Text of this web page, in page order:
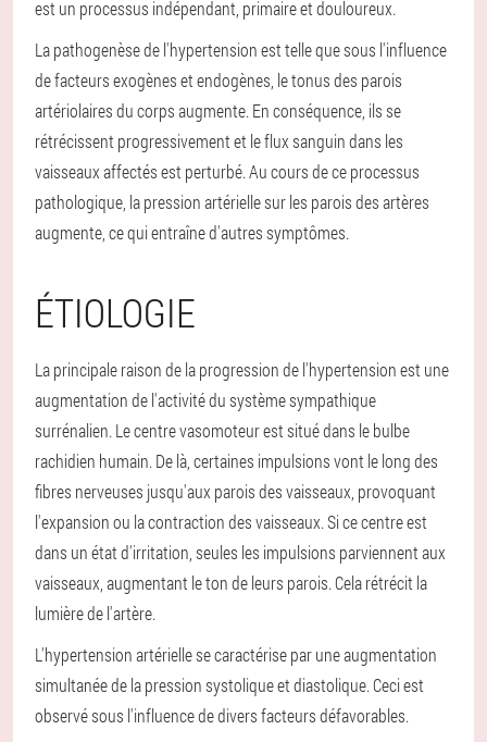
est un processus indépendant, primaire et douloureux.
La pathogenèse de l'hypertension est telle que sous l'influence
de facteurs exogènes et endogènes, le tonus des parois
artériolaires du corps augmente. En conséquence, ils se
rétrécissent progressivement et le flux sanguin dans les
vaisseaux affectés est perturbé. Au cours de ce processus
pathologique, la pression artérielle sur les parois des artères
augmente, ce qui entraîne d'autres symptômes.
ÉTIOLOGIE
La principale raison de la progression de l'hypertension est une
augmentation de l'activité du système sympathique
surrénalien. Le centre vasomoteur est situé dans le bulbe
rachidien humain. De là, certaines impulsions vont le long des
fibres nerveuses jusqu'aux parois des vaisseaux, provoquant
l'expansion ou la contraction des vaisseaux. Si ce centre est
dans un état d'irritation, seules les impulsions parviennent aux
vaisseaux, augmentant le ton de leurs parois. Cela rétrécit la
lumière de l'artère.
L'hypertension artérielle se caractérise par une augmentation
simultanée de la pression systolique et diastolique. Ceci est
observé sous l'influence de divers facteurs défavorables.